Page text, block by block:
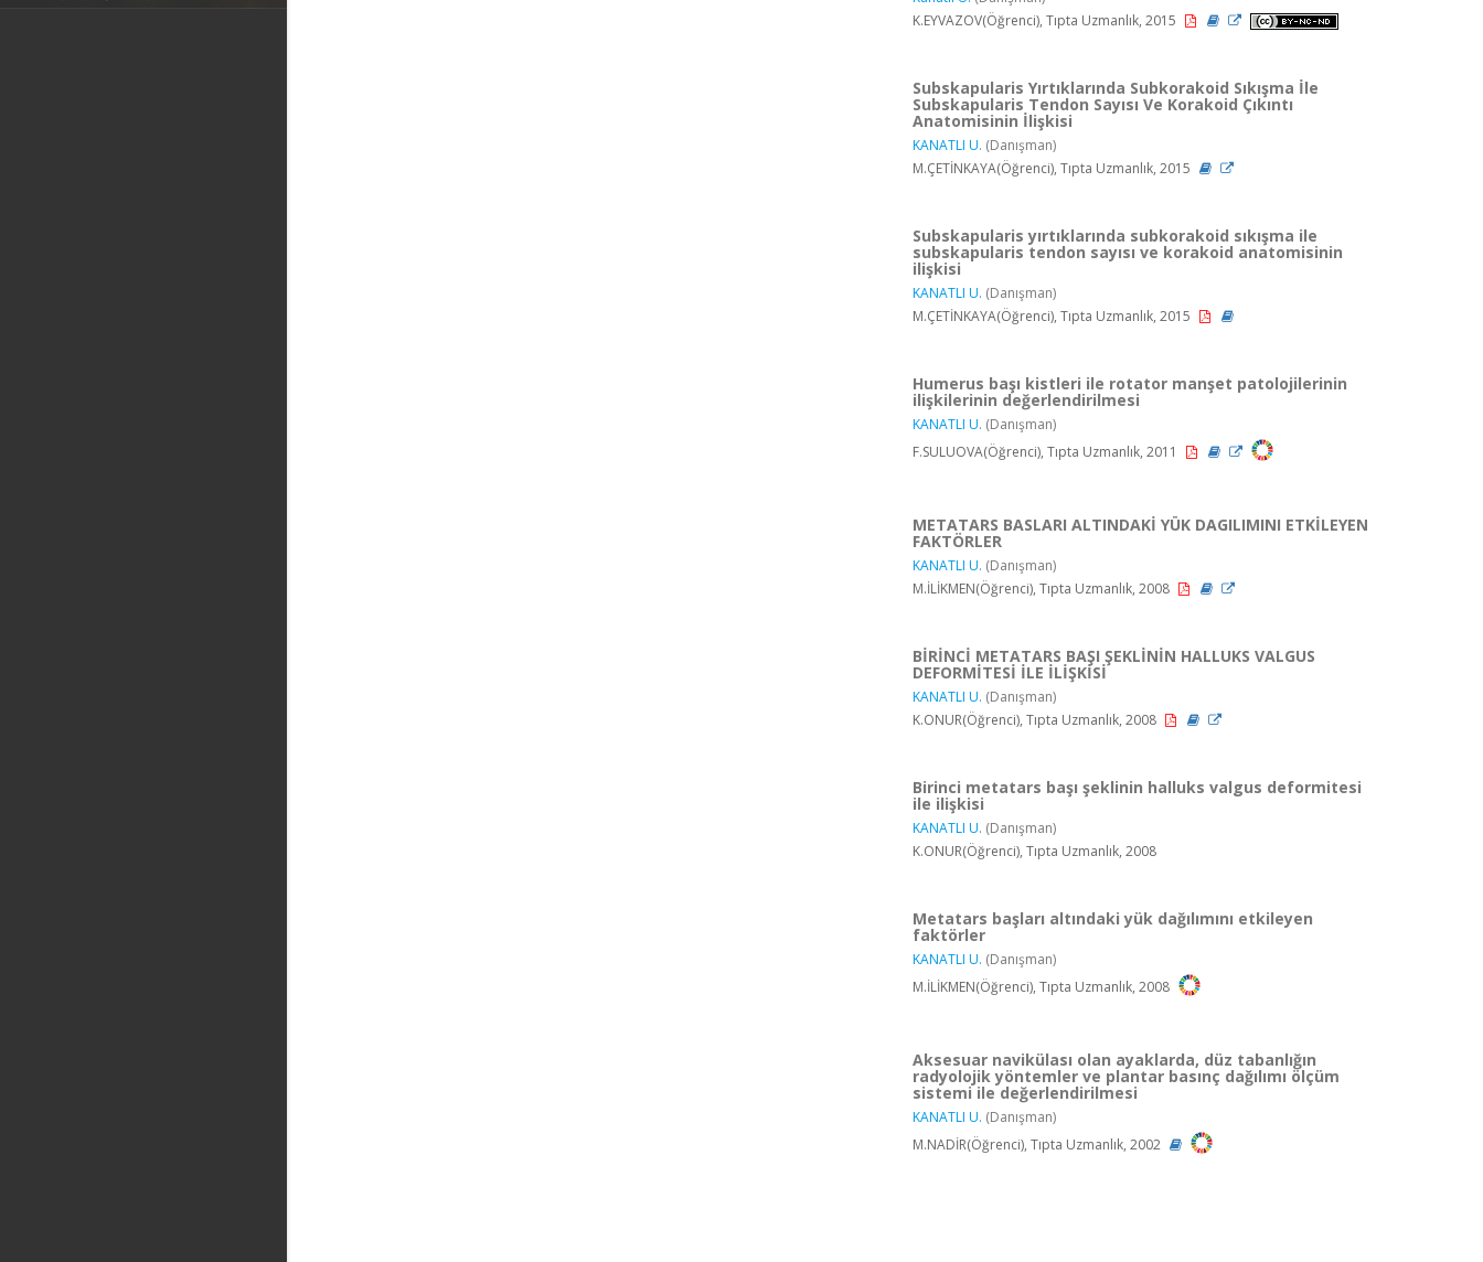
K.EYVAZOV(Öğrenci), Tıpta Uzmanlık, 2015
Subskapularis Yırtıklarında Subkorakoid Sıkışma İle
Subskapularis Tendon Sayısı Ve Korakoid Çıkıntı
Anatomisinin İlişkisi
KANATLI U. (Danışman)
M.ÇETİNKAYA(Öğrenci), Tıpta Uzmanlık, 2015
Subskapularis yırtıklarında subkorakoid sıkışma ile
subskapularis tendon sayısı ve korakoid anatomisinin
ilişkisi
KANATLI U. (Danışman)
M.ÇETİNKAYA(Öğrenci), Tıpta Uzmanlık, 2015
Humerus başı kistleri ile rotator manşet patolojilerinin
ilişkilerinin değerlendirilmesi
KANATLI U. (Danışman)
F.SULUOVA(Öğrenci), Tıpta Uzmanlık, 2011
METATARS BASLARI ALTINDAKİ YÜK DAGILIMINI ETKİLEYEN
FAKTÖRLER
KANATLI U. (Danışman)
M.İLİKMEN(Öğrenci), Tıpta Uzmanlık, 2008
BİRİNCİ METATARS BAŞI ŞEKLİNİN HALLUKS VALGUS
DEFORMİTESİ İLE İLİŞKİSİ
KANATLI U. (Danışman)
K.ONUR(Öğrenci), Tıpta Uzmanlık, 2008
Birinci metatars başı şeklinin halluks valgus deformitesi
ile ilişkisi
KANATLI U. (Danışman)
K.ONUR(Öğrenci), Tıpta Uzmanlık, 2008
Metatars başları altındaki yük dağılımını etkileyen
faktörler
KANATLI U. (Danışman)
M.İLİKMEN(Öğrenci), Tıpta Uzmanlık, 2008
Aksesuar navikülası olan ayaklarda, düz tabanlığın
radyolojik yöntemler ve plantar basınç dağılımı ölçüm
sistemi ile değerlendirilmesi
KANATLI U. (Danışman)
M.NADİR(Öğrenci), Tıpta Uzmanlık, 2002